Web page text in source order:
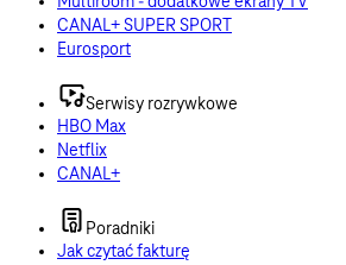
CANAL+ SUPER SPORT
Eurosport
Serwisy rozrywkowe
HBO Max
Netflix
CANAL+
Poradniki
Jak czytać fakturę